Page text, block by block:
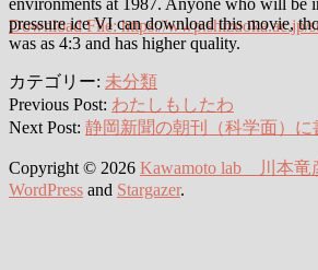
Download File: https://wwp.shizuoka.ac.jp/
00:00
environments at 1987. Anyone who will be
pressure ice VI can download this movie,
was as 4:3 and has higher quality.
カテゴリー: 未分類
Previous Post: わたしもしたわ
Next Post: 静岡新聞の朝刊（科学面）に
Copyright © 2026 Kawamoto lab 川本竜
WordPress and Stargazer.